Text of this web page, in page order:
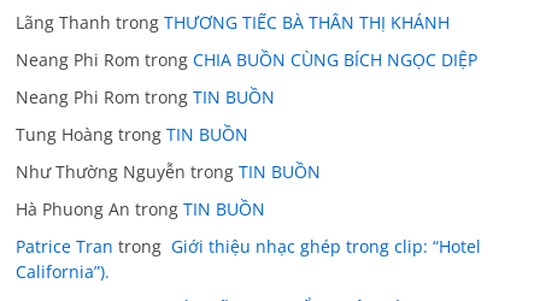
Lãng Thanh trongTHƯƠNG TIẾC BÀ THÂN THỊ KHÁNH
Neang Phi Rom trongCHIA BUỒN CÙNG BÍCH NGỌC DIỆP
Neang Phi Rom trongTIN BUỒN
Tung Hoàng trongTIN BUỒN
Như Thường Nguyễn trongTIN BUỒN
Hà Phuong An trongTIN BUỒN
Patrice Tran trong Giới thiệu nhạc ghép trong clip: “Hotel
California”).